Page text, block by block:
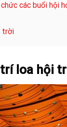
các buổi hội
trời
loa hội